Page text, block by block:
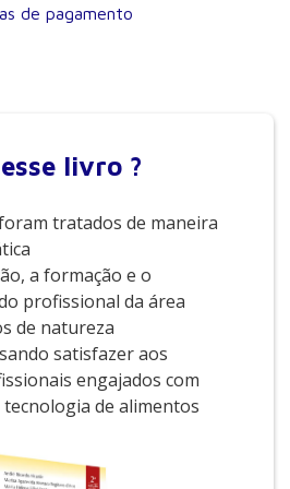
de pagamento
livro ?
tratados de maneira
a formação e o
profissional da área
de natureza
satisfazer aos
engajados com
tecnologia de alimentos